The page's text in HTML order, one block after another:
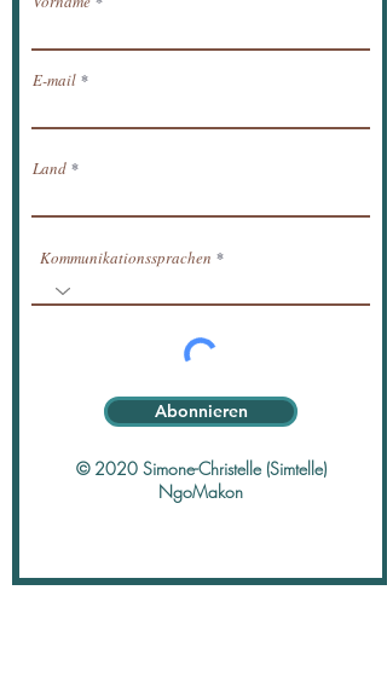
E-mail
Land
Kommunikationssprachen
Abonnieren
© 2020 Simone-Christelle (Simtelle)
NgoMakon